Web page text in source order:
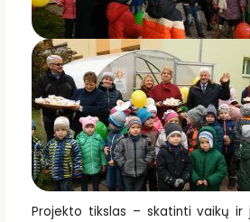
Projekto tikslas – skatinti vaikų ir